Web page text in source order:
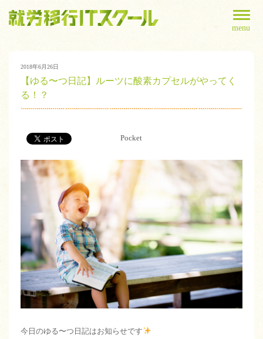
menu
2018年6月26日
【ゆる〜つ日記】ルーツに酸素カプセルがやってく
る！？
Pocket
今日のゆる〜つ日記はお知らせです